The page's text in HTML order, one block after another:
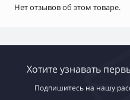
Нет отзывов об этом товаре.
Хотите узнавать
Подпишитесь на нашу